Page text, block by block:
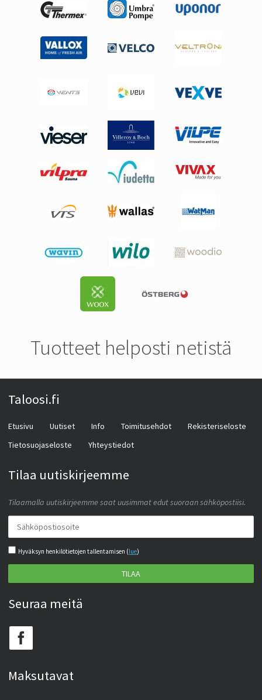
Tuotteet helposti netistä
Taloosi.fi
Etusivu Uutiset Info Toimitusehdot
Rekisteriseloste
Tietosuojaseloste
Yhteystiedot
Tilaa uutiskirjeemme
Tilaamalla uutiskirjeemme saat uusimmat edut suoraan sähköpostiisi.
Hyväksyn henkilötietojen tallentamisen (lue)
TILAA
Seuraa meitä
Maksutavat